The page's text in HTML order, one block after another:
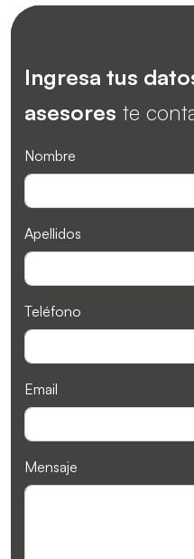
Ingresa tus
asesores te
Nombre
Apellidos
Teléfono
Email
Mensaje